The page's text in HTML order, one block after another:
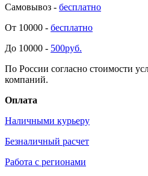
Самовывоз - бесплатно
От 10000 - бесплатно
До 10000 - 500руб.
По России согласно стоимости
компаний.
Оплата
Наличными курьеру
Безналичный расчет
Работа с регионами